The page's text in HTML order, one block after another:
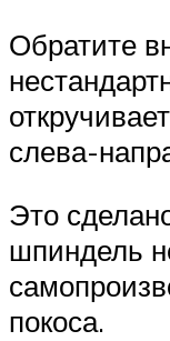
Обратите
слева-
Это
шпиндель
покоса.